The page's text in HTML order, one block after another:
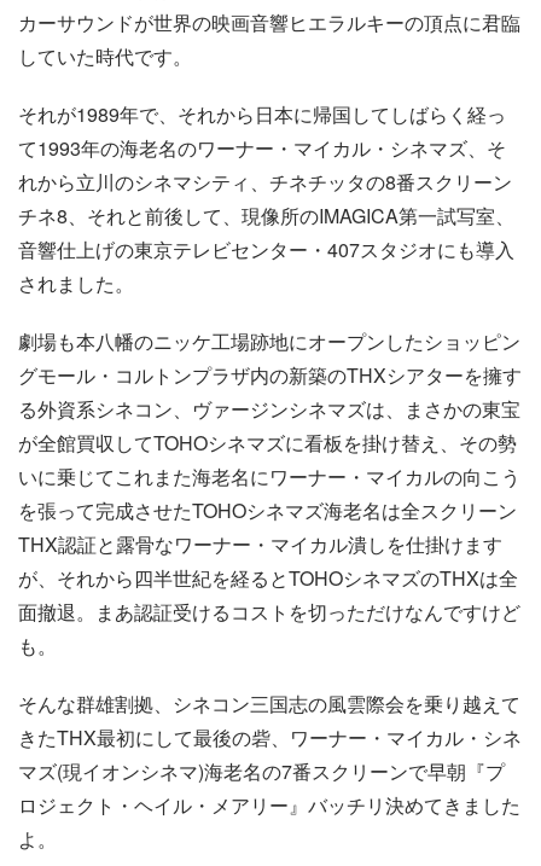
カーサウンドが世界の映画音響ヒエラルキーの頂点に君臨
していた時代です。
それが1989年で、それから日本に帰国してしばらく経っ
て1993年の海老名のワーナー・マイカル・シネマズ、そ
れから立川のシネマシティ、チネチッタの8番スクリーン
チネ8、それと前後して、現像所のIMAGICA第一試写室、
音響仕上げの東京テレビセンター・407スタジオにも導入
されました。
劇場も本八幡のニッケ工場跡地にオープンしたショッピン
グモール・コルトンプラザ内の新築のTHXシアターを擁す
る外資系シネコン、ヴァージンシネマズは、まさかの東宝
が全館買収してTOHOシネマズに看板を掛け替え、その勢
いに乗じてこれまた海老名にワーナー・マイカルの向こう
を張って完成させたTOHOシネマズ海老名は全スクリーン
THX認証と露骨なワーナー・マイカル潰しを仕掛けます
が、それから四半世紀を経るとTOHOシネマズのTHXは全
面撤退。まあ認証受けるコストを切っただけなんですけど
も。
そんな群雄割拠、シネコン三国志の風雲際会を乗り越えて
きたTHX最初にして最後の砦、ワーナー・マイカル・シネ
マズ(現イオンシネマ)海老名の7番スクリーンで早朝『プ
ロジェクト・ヘイル・メアリー』バッチリ決めてきました
よ。